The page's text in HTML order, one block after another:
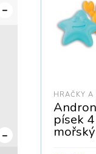
HRAČKY A
písek